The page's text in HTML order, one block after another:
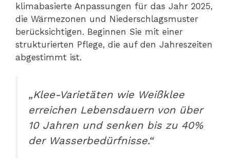
klimabasierte Anpassungen für das Jahr 2025,
die Wärmezonen und Niederschlagsmuster
berücksichtigen. Beginnen Sie mit einer
strukturierten Pflege, die auf den Jahreszeiten
abgestimmt ist.
„Klee-Varietäten wie Weißklee
erreichen Lebensdauern von über
10 Jahren und senken bis zu 40%
der Wasserbedürfnisse.“